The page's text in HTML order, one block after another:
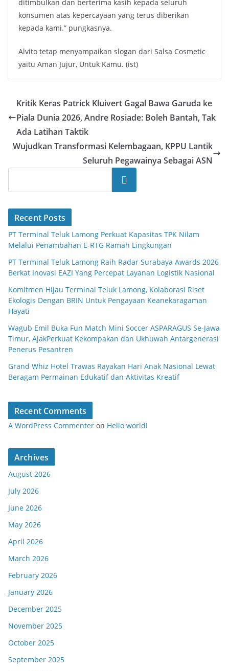
ditimbulkan dan berterima kasih kepada seluruh
konsumen atas kepercayaan yang terus diberikan
kepada kami.” pungkasnya.
Alvito tetap menyampaikan slogan dari Salsa Cosmetic
yaitu Aman Jujur, Untuk Kamu. (ist)
Kritik Keras Patrick Kluivert Gagal Bawa Garuda ke
Piala Dunia 2026, Andre Rosiade: Boleh Bantah, Tak
Ada Latihan Taktik
Wujudkan Transformasi Kelembagaan, KPPU Lantik
Seluruh Pegawainya Sebagai ASN
Search
Recent Posts
PT Terminal Teluk Lamong Perkuat Kapasitas TPK Nilam
Melalui Penambahan E-RTG Ramah Lingkungan
PT Terminal Teluk Lamong Raih Radar Surabaya Awards 2026
Berkat Inovasi EAZI Yang Percepat Layanan Logistik Nasional
Komitmen Hijau Terminal Teluk Lamong, Kolaborasi Riset
Ekologis Dengan BRIN Untuk Pengayaan Keanekaragaman
Hayati
Wagub Emil Buka Fun Match Mini Soccer ASPARAGUS Se-Jawa
Timur, AjakPerkuat Kekompakan dan Ukhuwah Antargenerasi
Penerus Pesantren
Grand Whiz Hotel Trawas Rayakan Hari Anak Nasional Lewat
Beragam Permainan Edukatif dan Aktivitas Kreatif
Recent Comments
A WordPress Commenter on Hello world!
Archives
August 2026
July 2026
June 2026
May 2026
April 2026
March 2026
February 2026
January 2026
December 2025
November 2025
October 2025
September 2025